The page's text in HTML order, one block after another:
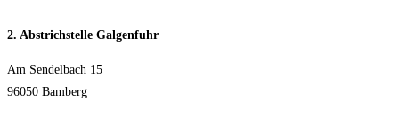
2. Abstrich­stel­le Galgenfuhr
Am Sen­del­bach 15
96050 Bam­berg